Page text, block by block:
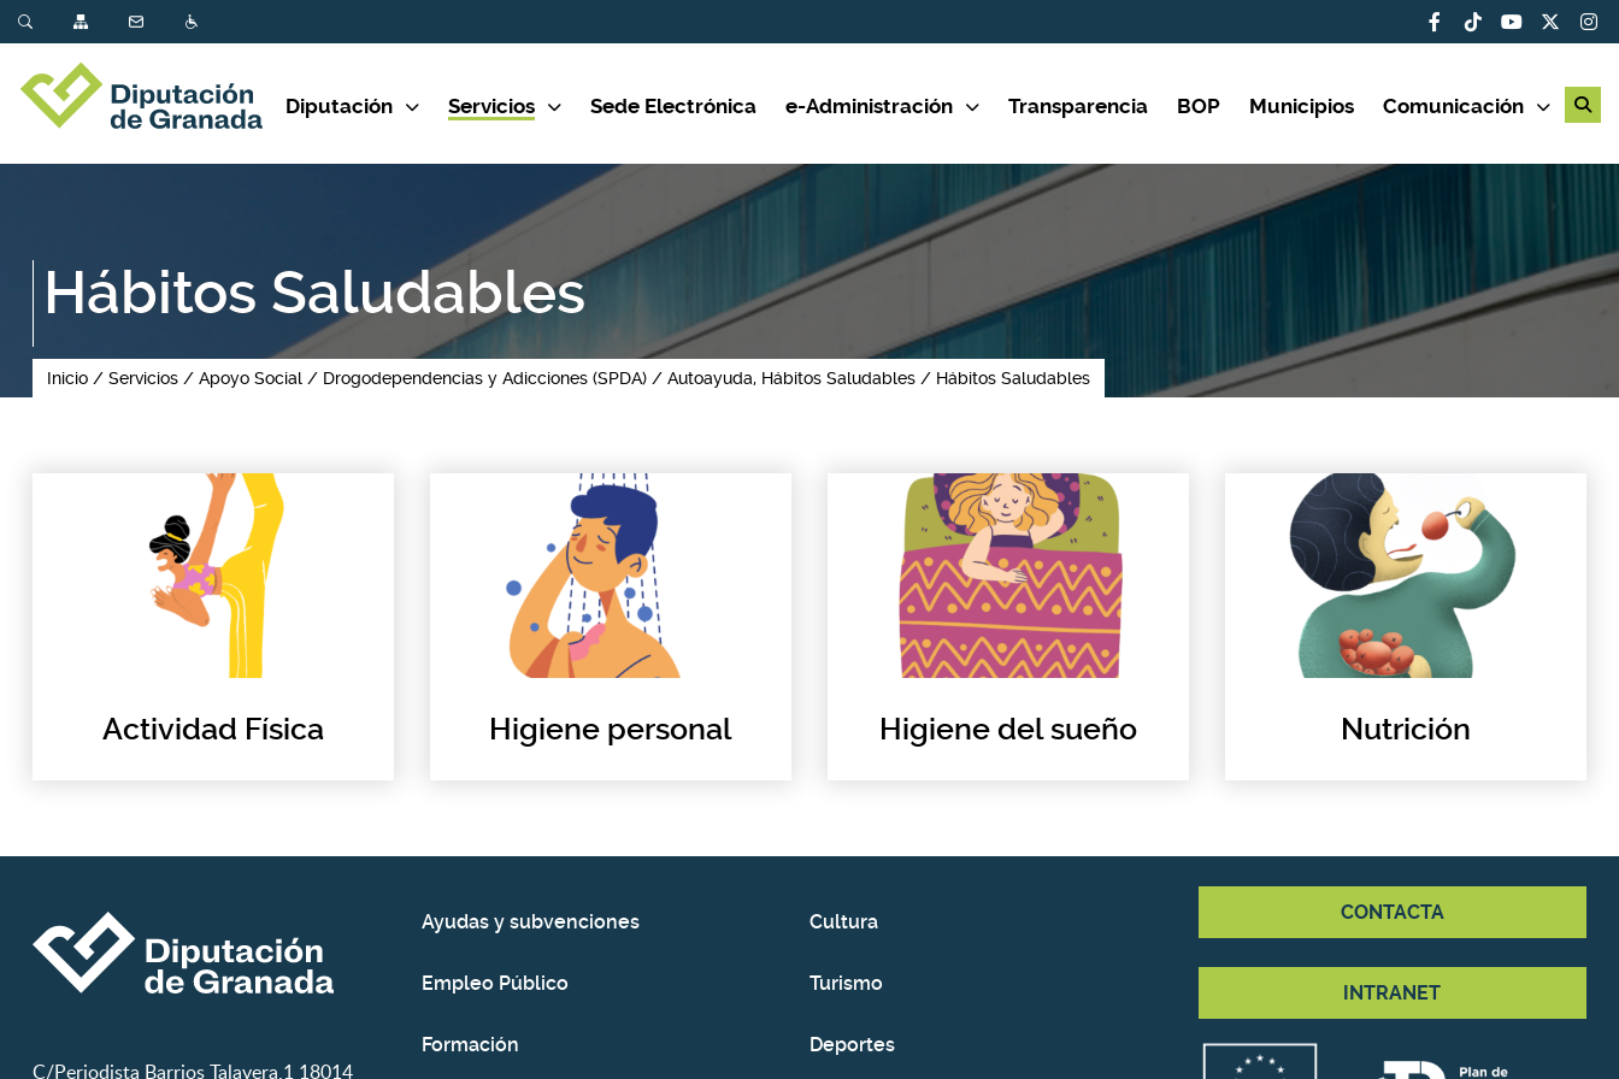
Diputación Servicios Sede Electrónica e-Administración Transparencia BOP Municipios Comunicación
Hábitos Saludables
Inicio Servicios Apoyo Social Drogodependencias y Adicciones (SPDA) Autoayuda, Hábitos Saludables Hábitos Saludables
Actividad Física Higiene personal Higiene del sueño Nutrición
C/Periodista Barrios Talavera,1 18014
Ayudas y subvenciones
Empleo Público
Formación
Cultura
Turismo
Deportes
CONTACTA
INTRANET